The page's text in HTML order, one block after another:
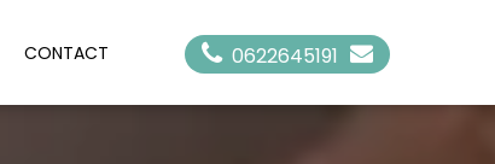
CONTACT 0622645191